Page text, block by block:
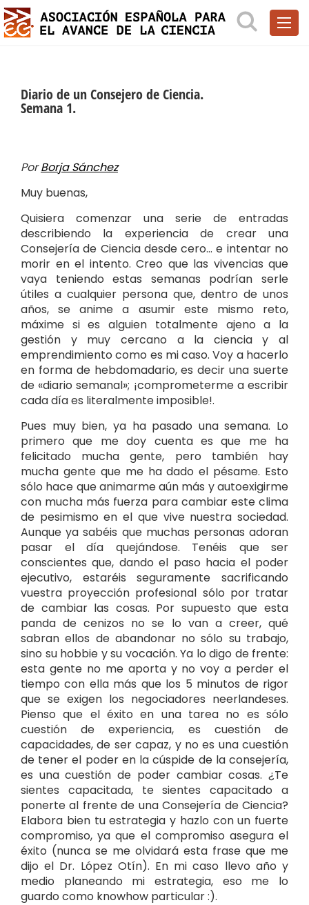
Diario de un Consejero de Ciencia.
Semana 1.
PorBorja Sánchez
Muy buenas,
Quisiera comenzar una serie de entradas
describiendo la experiencia de crear una
Consejería de Ciencia desde cero… e intentar no
morir en el intento. Creo que las vivencias que
vaya teniendo estas semanas podrían serle
útiles a cualquier persona que, dentro de unos
años, se anime a asumir este mismo reto,
máxime si es alguien totalmente ajeno a la
gestión y muy cercano a la ciencia y al
emprendimiento como es mi caso. Voy a hacerlo
en forma de hebdomadario, es decir una suerte
de «diario semanal»; ¡comprometerme a escribir
cada día es literalmente imposible!.
Pues muy bien, ya ha pasado una semana. Lo
primero que me doy cuenta es que me ha
felicitado mucha gente, pero también hay
mucha gente que me ha dado el pésame. Esto
sólo hace que animarme aún más y autoexigirme
con mucha más fuerza para cambiar este clima
de pesimismo en el que vive nuestra sociedad.
Aunque ya sabéis que muchas personas adoran
pasar el día quejándose. Tenéis que ser
conscientes que, dando el paso hacia el poder
ejecutivo, estaréis seguramente sacrificando
vuestra proyección profesional sólo por tratar
de cambiar las cosas. Por supuesto que esta
panda de cenizos no se lo van a creer, qué
sabran ellos de abandonar no sólo su trabajo,
sino su hobbie y su vocación. Ya lo digo de frente:
esta gente no me aporta y no voy a perder el
tiempo con ella más que los 5 minutos de rigor
que se exigen los negociadores neerlandeses.
Pienso que el éxito en una tarea no es sólo
cuestión de experiencia, es cuestión de
capacidades, de ser capaz, y no es una cuestión
de tener el poder en la cúspide de la consejería,
es una cuestión de poder cambiar cosas. ¿Te
sientes capacitada, te sientes capacitado a
ponerte al frente de una Consejería de Ciencia?
Elabora bien tu estrategia y hazlo con un fuerte
compromiso, ya que el compromiso asegura el
éxito (nunca se me olvidará esta frase que me
dijo el Dr. López Otín). En mi caso llevo año y
medio planeando mi estrategia, eso me lo
guardo como knowhow particular :).